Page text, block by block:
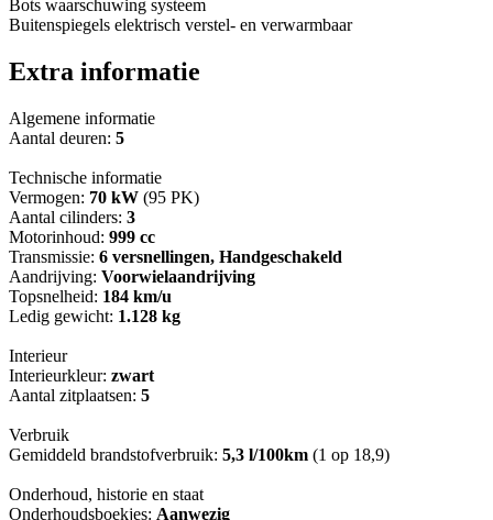
Bots waarschuwing systeem
Buitenspiegels elektrisch verstel- en verwarmbaar
Extra informatie
Algemene informatie
Aantal deuren: 5
Technische informatie
Vermogen: 70 kW (95 PK)
Aantal cilinders: 3
Motorinhoud: 999 cc
Transmissie: 6 versnellingen, Handgeschakeld
Aandrijving: Voorwielaandrijving
Topsnelheid: 184 km/u
Ledig gewicht: 1.128 kg
Interieur
Interieurkleur: zwart
Aantal zitplaatsen: 5
Verbruik
Gemiddeld brandstofverbruik: 5,3 l/100km (1 op 18,9)
Onderhoud, historie en staat
Onderhoudsboekjes: Aanwezig